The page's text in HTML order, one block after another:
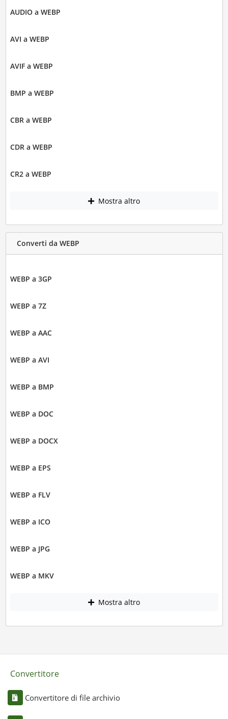
AUDIO a WEBP
AVI a WEBP
AVIF a WEBP
BMP a WEBP
CBR a WEBP
CDR a WEBP
CR2 a WEBP
Mostra altro
Converti da WEBP
WEBP a 3GP
WEBP a 7Z
WEBP a AAC
WEBP a AVI
WEBP a BMP
WEBP a DOC
WEBP a DOCX
WEBP a EPS
WEBP a FLV
WEBP a ICO
WEBP a JPG
WEBP a MKV
Mostra altro
Convertitore
Convertitore di file archivio